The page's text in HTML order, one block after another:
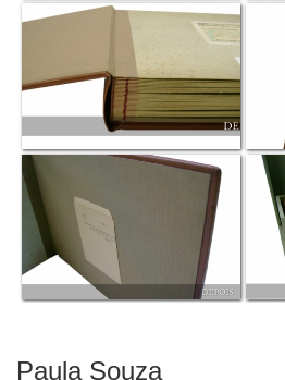
Paula Souza